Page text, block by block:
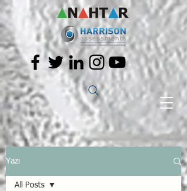
Yazı
All Posts